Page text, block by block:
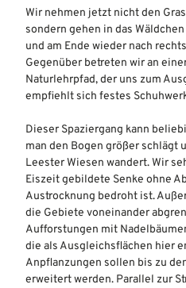
Wir nehmen jetzt nicht den
sondern gehen in das
und am Ende wieder nach
Gegenüber betreten wir an
Naturlehrpfad, der uns zum
empfiehlt sich festes
Dieser Spaziergang kann
man den Bogen größer schlägt
Leester Wiesen wandert. Wir
Eiszeit gebildete Senke ohne
Austrocknung bedroht ist.
die Gebiete voneinander
Aufforstungen mit
die als Ausgleichsflächen hier
Anpflanzungen sollen bis zu
erweitert werden. Parallel zur